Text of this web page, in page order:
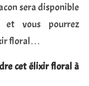
sera disponible
et vous pourrez
floral…
cet élixir floral à